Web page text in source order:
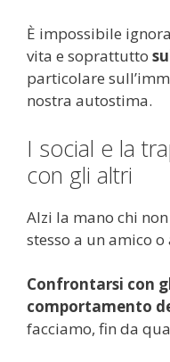
È impossibile
vita e soprattutto
particolare
nostra autostima.
I social e la
con gli altri
Alzi la mano chi
stesso a un amico o
Confrontarsi con
comportamento
facciamo, fin da